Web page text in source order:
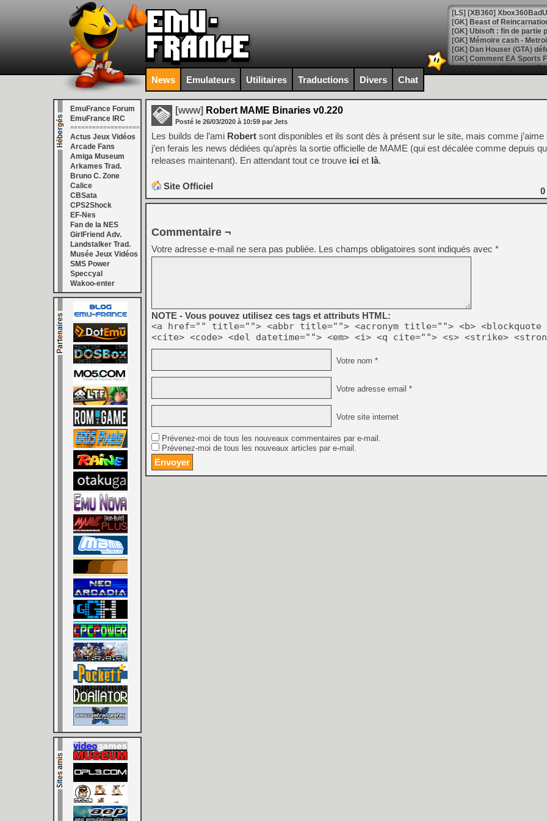
[GK] Beast of
[GK] Ubisoft : fin de partie
[GK] Mémoire cash -
[GK] Dan Houser (GTA)
[GK] Comment EA Sports
[GK] Crimson Moon : un
[GK] Isle of Reveries : le
[GK] Moonlighter 2 : The
[GK] Capcom relance
[Mo5] Deux inédits du
[GK] Le beat'em up The
[GK] Endless Legend 2 :
[LS] [PS5] Le WebKit
[GK] Oubliez Crazy Taxi,
[LS] [Switch] NSZ 5.0.0
[GK] No More Room in
[GK] Un chatbot Atelier
[GK] Mémoire cash -
[GK] Nvidia : le prix des
[GK] Suikoden Star Leap :
[Mo5] La mini borne
[GK] Atari renoue avec les
[GK] Le studio de FIFA
[GK] La PlayStation 1 en
[GK] Dawn of War 4 : les
[GK] CloverPit : l'héritier
[GK] Stellar Blade : Blood
[GK] Palworld Online est
[GK] Wuchang 2 : le
[GK] Minecraft et ses «
News Emulateurs Utilitaires Traductions Divers Chat
EmuFrance Forum
EmuFrance IRC
===================
Actus Jeux Vidéos
Arcade Fans
Amiga Museum
Arkames Trad.
Bruno C. Zone
Calice
CBSata
CPS2Shock
EF-Nes
Fan de la NES
GirlFriend Adv.
Landstalker Trad.
Musée Jeux Vidéos
SMS Power
Speccyal
Wakoo-enter
[www] Robert MAME Binaries v0.220
Posté le 26/03/2020 à 10:59 par Jets
Les builds de l’ami Robert sont disponibles et ils sont dès à présent sur le site, mais comme j’aime
j’en ferais les news dédiées qu’après la sortie officielle de MAME (qui est décalée comme depuis
releases maintenant). En attendant tout ce trouve ici et là.
Site Officiel 0
Commentaire ¬
Votre adresse e-mail ne sera pas publiée. Les champs obligatoires sont indiqués avec *
NOTE - Vous pouvez utilisez ces tags et attributs HTML:
<a href="" title=""> <abbr title=""> <acronym title=""> <b> <blockquote
<cite> <code> <del datetime=""> <em> <i> <q cite=""> <s> <strike>
Votre nom *
Votre adresse email *
Votre site internet
Prévenez-moi de tous les nouveaux commentaires par e-mail.
Prévenez-moi de tous les nouveaux articles par e-mail.